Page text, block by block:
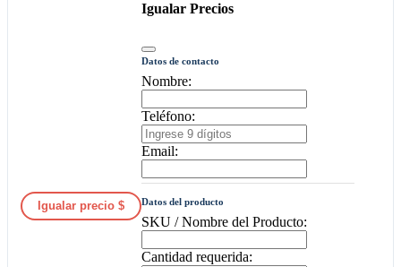
Igualar precio $
Igualar Precios
Datos de contacto
Nombre:
Teléfono:
Email:
Datos del producto
SKU / Nombre del Producto:
Cantidad requerida: